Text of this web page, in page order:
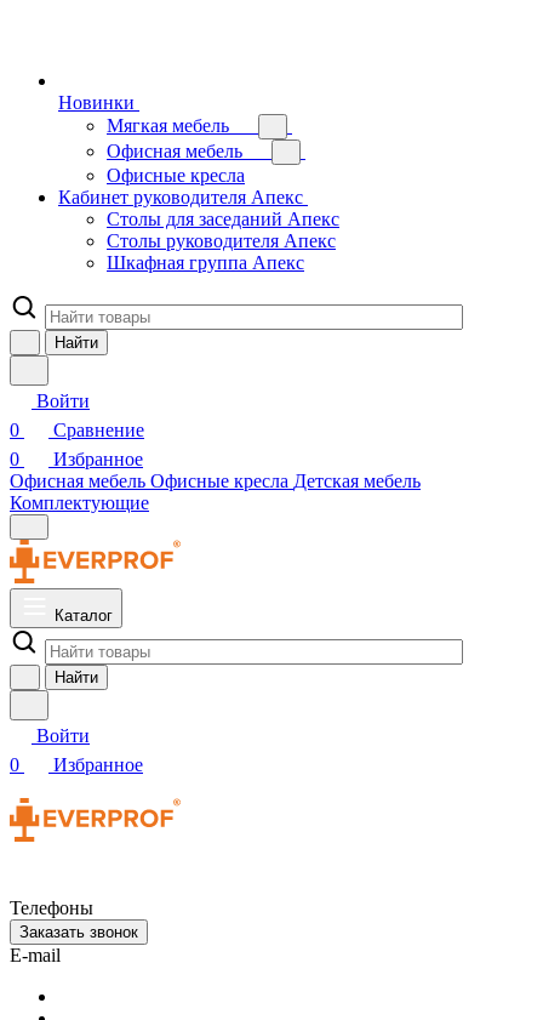
Новинки
Мягкая мебель
Офисная мебель
Офисные кресла
Кабинет руководителя Апекс
Столы для заседаний Апекс
Столы руководителя Апекс
Шкафная группа Апекс
Найти
Войти
0
Сравнение
0
Избранное
Офисная мебель Офисные кресла Детская мебель
Комплектующие
Каталог
Найти
Войти
0
Избранное
Телефоны
Заказать звонок
E-mail